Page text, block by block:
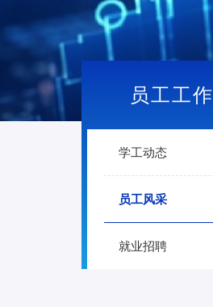
员工工作
学工动态
员工风采
就业招聘